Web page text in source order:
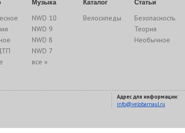
Музыка
NWD 10
NWD 9
NWD 8
NWD 7
все »
Каталог
Велосипеды
Статьи
Безопасность
Теория
Необычное
Адрес для информации:
info@velobarnaul.ru